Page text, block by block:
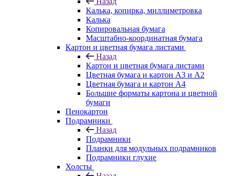
Калька, копирка, миллиметровка
Калька
Копировальная бумага
Масштабно-координатная бумага
Картон и цветная бумага листами
Назад
Картон и цветная бумага листами
Цветная бумага и картон А3 и А2
Цветная бумага и картон А4
Большие форматы картона и цветной
бумаги
Пенокартон
Подрамники
Назад
Подрамники
Планки для модульных подрамников
Подрамники глухие
Холсты